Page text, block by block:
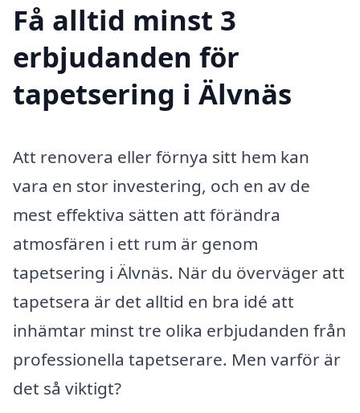
Få alltid minst 3
erbjudanden för
tapetsering i Älvnäs
Att renovera eller förnya sitt hem kan
vara en stor investering, och en av de
mest effektiva sätten att förändra
atmosfären i ett rum är genom
tapetsering i Älvnäs. När du överväger att
tapetsera är det alltid en bra idé att
inhämtar minst tre olika erbjudanden från
professionella tapetserare. Men varför är
det så viktigt?